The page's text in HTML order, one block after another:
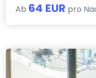
Ab 64 EUR pro